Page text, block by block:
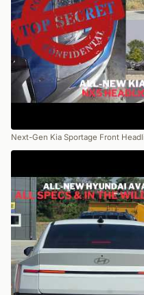
Next-Gen Kia Sportage Front